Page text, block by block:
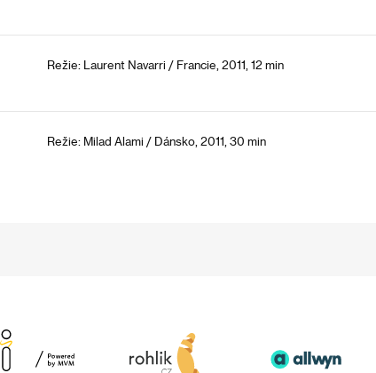
Režie: Laurent Navarri / Francie, 2011, 12 min
Režie: Milad Alami / Dánsko, 2011, 30 min